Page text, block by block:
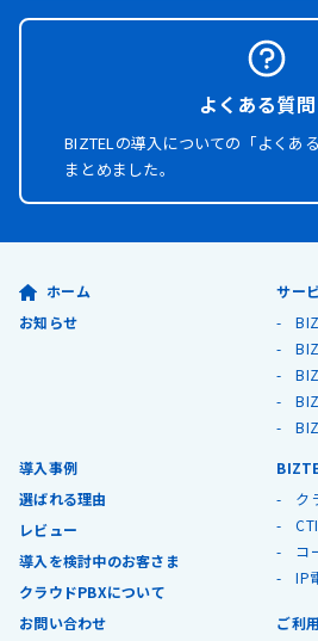
よくある質問
BIZTELの導入についての「よくあ
まとめました。
ホーム
お知らせ
サー
導入事例
選ばれる理由
レビュー
導入を検討中のお客さま
クラウドPBXについて
ク
コ
IP
お問い合わせ
ご利